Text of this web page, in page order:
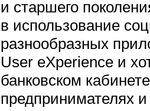
и старшего
в использование
разнообразных
User eXperience и
банковском
предпринимателях